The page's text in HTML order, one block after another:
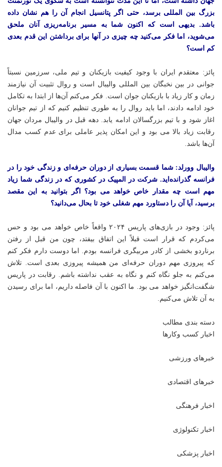
بزرگ بین المللی برسد، حتی اگر پتانسیل انجام آن را هم نشان داده
باشد. بدیهی است که اکنون شما به مسیر برنامه‌ریزی آنان ملحق
می‌شوید، اما فکر می‌کنید چه چیزی در آنها برای برداشتن این قدم بعدی
کم است؟
پائز: معتقدم ایران با وجود کیفیت بازیکنان و تیم ملی، سرزمین نسبتاً
جوانی در بین نخبگان بین المللی والیبال است و روال تثبیت آن نیازمند
زمان و کار زیاد با بازیکنان جوان است. فکر می‌کنم آن‌ها از ابتدا به تکامل
خود ادامه دادند، اما باید روال را به طوری تنظیم کنیم که از تیم جوانان
اغاز شود و با تیم بزرگسالان ادامه یابد. دهه قبل در والیبال مردان جهان
رقابت زیاد بالا می بود و این امکان پذیر عاملی برای عدم کسب مدال
آن‌ها باشد.
والیبال وورلد: شما قسمت بسیاری از دوران حرفه‌ای و زندگی خود را در
فرانسه گذرانده‌اید. شرکت در المپیک در کشوری که در زندگی شما زیاد
مهم است چه مقدار خاص خواهد می بود؟ اگر بتوانید به این مقصد
برسید، آیا آن را دستاورد مهم شغلی خود تا بحال می‌دانید؟
پائز: وجود در بازی‌های پاریس ۲۰۲۴ واقعاً خاص خواهد می بود و حس
می‌کردم که قرار است قبلاً این اتفاق بیفتد، چون من قبل از رفتن
برناردو بخشی از کادر مربیگری فرانسه بودم. اما دوست دارم فکر کنم
که پیروزی مهم دوران حرفه‌ای من همیشه پیروزی بعدی است. تلاش
می‌کنم به جلو نگاه کنم و نگاه به عقب نداشته باشم. رقابت در پاریس
شگفت‌انگیز خواهد می بود. ما اکنون با آن فاصله داریم، اما برای رسیدن
به آن تلاش می‌کنیم.
دسته بندی مطالب
اخبار کسب وکارها
خبرهای ورزشی
خبرهای اقتصادی
اخبار فرهنگی
اخبار تکنولوژی
اخبار پزشکی